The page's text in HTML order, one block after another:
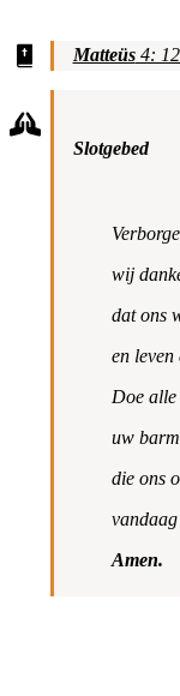
Matteüs4:
Slotgebed
wij
dat ons
en
Doe alle
uw
die ons
Amen.